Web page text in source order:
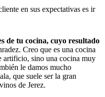
en sus expectativas es ir
de tu cocina, cuyo resultado
Creo que es una cocina
artificio, sino una cocina muy
le damos mucho
que suele ser la gran
de Jerez.